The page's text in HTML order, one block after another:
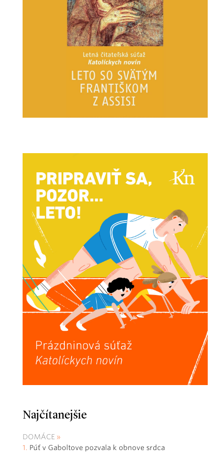
Najčítanejšie
DOMÁCE
Púť v Gaboltove pozvala k obnove srdca